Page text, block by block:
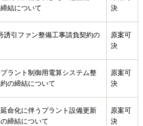
結について
決
誘引ファン整備工事請負契約の
原案可
決
ラント制御用電算システム整
の締結について
原案可
決
命化に伴うプラント設備更新
締結について
原案可
決